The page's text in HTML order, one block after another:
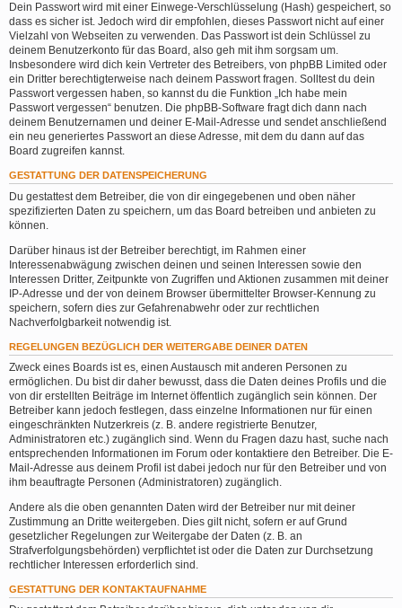
Dein Passwort wird mit einer Einwege-Verschlüsselung (Hash) gespeichert, so
dass es sicher ist. Jedoch wird dir empfohlen, dieses Passwort nicht auf einer
Vielzahl von Webseiten zu verwenden. Das Passwort ist dein Schlüssel zu
deinem Benutzerkonto für das Board, also geh mit ihm sorgsam um.
Insbesondere wird dich kein Vertreter des Betreibers, von phpBB Limited oder
ein Dritter berechtigterweise nach deinem Passwort fragen. Solltest du dein
Passwort vergessen haben, so kannst du die Funktion „Ich habe mein
Passwort vergessen“ benutzen. Die phpBB-Software fragt dich dann nach
deinem Benutzernamen und deiner E-Mail-Adresse und sendet anschließend
ein neu generiertes Passwort an diese Adresse, mit dem du dann auf das
Board zugreifen kannst.
GESTATTUNG DER DATENSPEICHERUNG
Du gestattest dem Betreiber, die von dir eingegebenen und oben näher
spezifizierten Daten zu speichern, um das Board betreiben und anbieten zu
können.
Darüber hinaus ist der Betreiber berechtigt, im Rahmen einer
Interessenabwägung zwischen deinen und seinen Interessen sowie den
Interessen Dritter, Zeitpunkte von Zugriffen und Aktionen zusammen mit deiner
IP-Adresse und der von deinem Browser übermittelter Browser-Kennung zu
speichern, sofern dies zur Gefahrenabwehr oder zur rechtlichen
Nachverfolgbarkeit notwendig ist.
REGELUNGEN BEZÜGLICH DER WEITERGABE DEINER DATEN
Zweck eines Boards ist es, einen Austausch mit anderen Personen zu
ermöglichen. Du bist dir daher bewusst, dass die Daten deines Profils und die
von dir erstellten Beiträge im Internet öffentlich zugänglich sein können. Der
Betreiber kann jedoch festlegen, dass einzelne Informationen nur für einen
eingeschränkten Nutzerkreis (z. B. andere registrierte Benutzer,
Administratoren etc.) zugänglich sind. Wenn du Fragen dazu hast, suche nach
entsprechenden Informationen im Forum oder kontaktiere den Betreiber. Die E-
Mail-Adresse aus deinem Profil ist dabei jedoch nur für den Betreiber und von
ihm beauftragte Personen (Administratoren) zugänglich.
Andere als die oben genannten Daten wird der Betreiber nur mit deiner
Zustimmung an Dritte weitergeben. Dies gilt nicht, sofern er auf Grund
gesetzlicher Regelungen zur Weitergabe der Daten (z. B. an
Strafverfolgungsbehörden) verpflichtet ist oder die Daten zur Durchsetzung
rechtlicher Interessen erforderlich sind.
GESTATTUNG DER KONTAKTAUFNAHME